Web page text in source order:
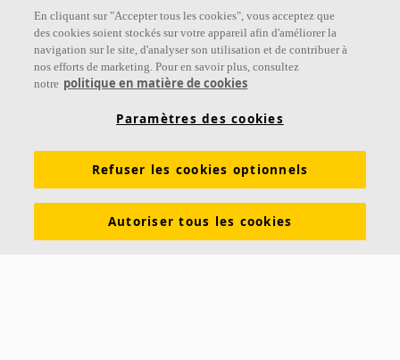
Suivez-nous
Liens
Connaissances sur l'acoustique Produits
Couleurs et revêtements
En cliquant sur "Accepter tous les cookies", vous acceptez que
des cookies soient stockés sur votre appareil afin d'améliorer la
navigation sur le site, d'analyser son utilisation et de contribuer à
nos efforts de marketing. Pour en savoir plus, consultez
notre politique en matière de cookies
Paramètres des cookies
Refuser les cookies optionnels
Autoriser tous les cookies